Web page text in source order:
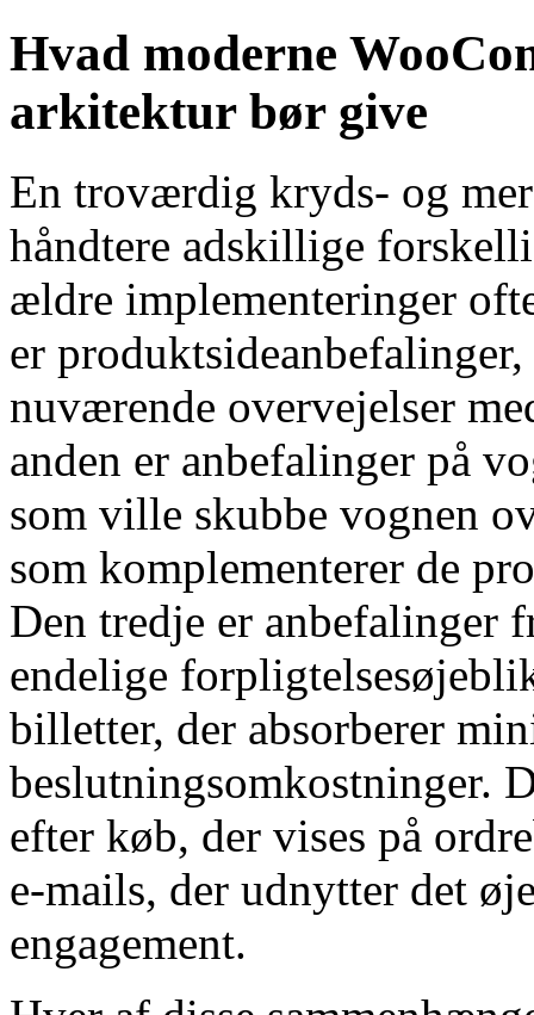
Hvad moderne
arkitektur bør give
En troværdig kryds- og
håndtere adskillige
ældre implementeringer
er
nuværende overvejelser
anden er anbefalinger på
som ville skubbe vognen
som komplementerer de
Den tredje er anbefalinger
endelige
billetter, der absorberer
beslutningsomkostninger.
efter køb, der vises på
e-mails, der udnytter det
engagement.